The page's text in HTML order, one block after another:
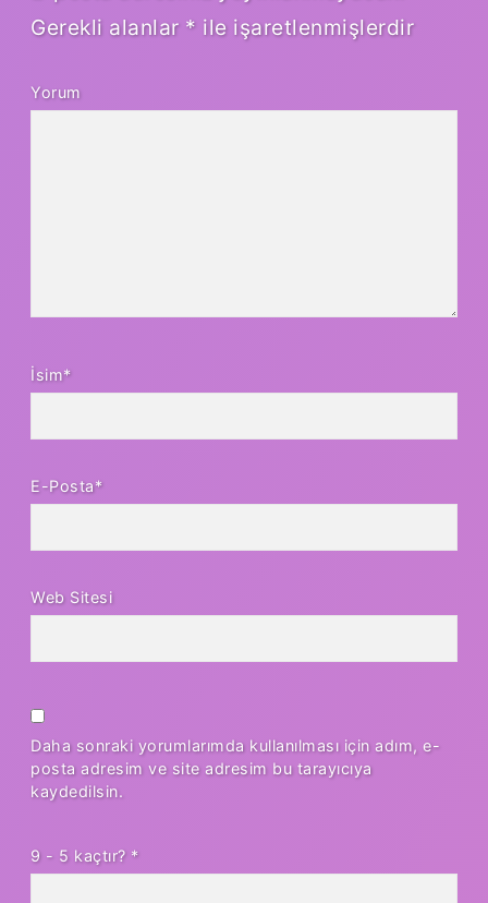
Gerekli alanlar * ile işaretlenmişlerdir
Yorum
İsim*
E-Posta*
Web Sitesi
Daha sonraki yorumlarımda kullanılması için adım, e-
posta adresim ve site adresim bu tarayıcıya
kaydedilsin.
9 - 5 kaçtır? *